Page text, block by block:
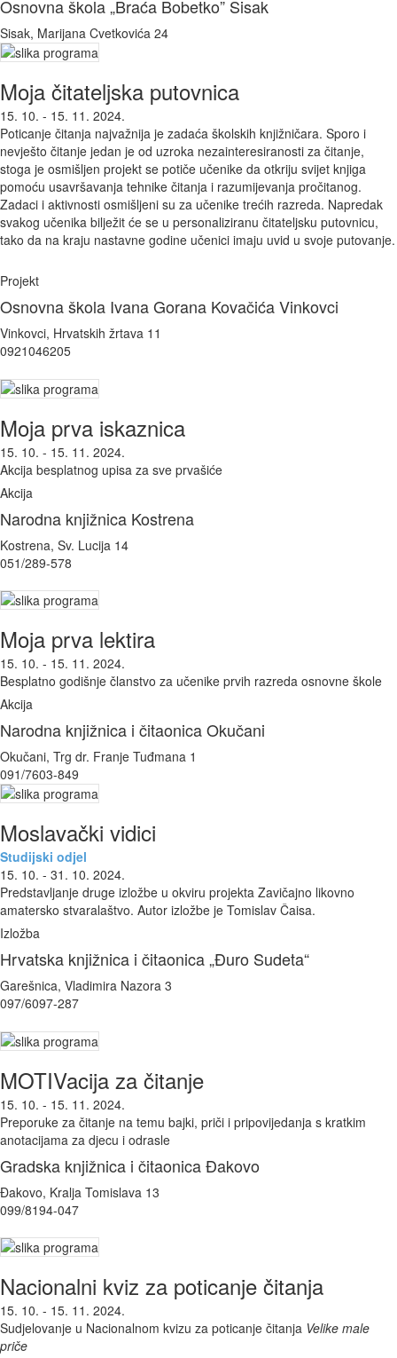
Osnovna škola „Braća Bobetko” Sisak
Sisak, Marijana Cvetkovića 24
Moja čitateljska putovnica
15. 10. - 15. 11. 2024.
Poticanje čitanja najvažnija je zadaća školskih knjižničara. Sporo i
nevješto čitanje jedan je od uzroka nezainteresiranosti za čitanje,
stoga je osmišljen projekt se potiče učenike da otkriju svijet knjiga
pomoću usavršavanja tehnike čitanja i razumijevanja pročitanog.
Zadaci i aktivnosti osmišljeni su za učenike trećih razreda. Napredak
svakog učenika bilježit će se u personaliziranu čitateljsku putovnicu,
tako da na kraju nastavne godine učenici imaju uvid u svoje putovanje.
Projekt
Osnovna škola Ivana Gorana Kovačića Vinkovci
Vinkovci, Hrvatskih žrtava 11
0921046205
Moja prva iskaznica
15. 10. - 15. 11. 2024.
Akcija besplatnog upisa za sve prvašiće
Akcija
Narodna knjižnica Kostrena
Kostrena, Sv. Lucija 14
051/289-578
Moja prva lektira
15. 10. - 15. 11. 2024.
Besplatno godišnje članstvo za učenike prvih razreda osnovne škole
Akcija
Narodna knjižnica i čitaonica Okučani
Okučani, Trg dr. Franje Tuđmana 1
091/7603-849
Moslavački vidici
Studijski odjel
15. 10. - 31. 10. 2024.
Predstavljanje druge izložbe u okviru projekta Zavičajno likovno
amatersko stvaralaštvo. Autor izložbe je Tomislav Čaisa.
Izložba
Hrvatska knjižnica i čitaonica „Đuro Sudeta“
Garešnica, Vladimira Nazora 3
097/6097-287
MOTIVacija za čitanje
15. 10. - 15. 11. 2024.
Preporuke za čitanje na temu bajki, priči i pripovijedanja s kratkim
anotacijama za djecu i odrasle
Gradska knjižnica i čitaonica Đakovo
Đakovo, Kralja Tomislava 13
099/8194-047
Nacionalni kviz za poticanje čitanja
15. 10. - 15. 11. 2024.
Sudjelovanje u Nacionalnom kvizu za poticanje čitanja Velike male
priče